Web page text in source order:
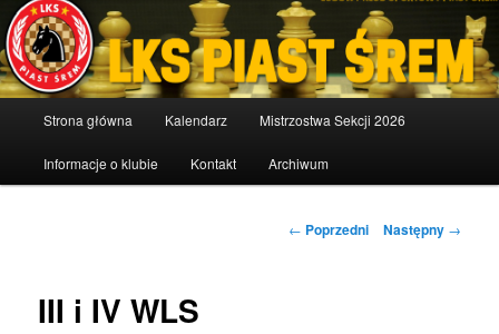
Strona główna Kalendarz Mistrzostwa Sekcji 2026
Informacje o klubie Kontakt Archiwum
Nawigacja
← Poprzedni Następny →
III i IV WLS